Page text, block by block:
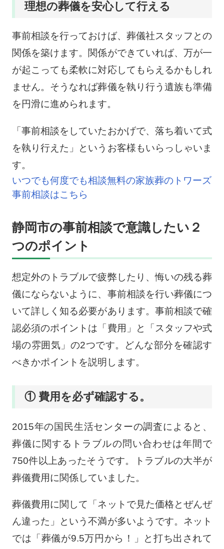
理想の葬儀を安心して行える
事前相談を行っておけば、葬儀社スタッフとの
関係を築けます。関係ができていれば、万が一
が起こっても柔軟に対応してもらえるかもしれ
ません。そうなれば葬儀を執り行う遺族も準備
を円滑に進められます。
「事前相談をしていたおかげで、落ち着いて式
を執り行えた」というお客様もいらっしゃいま
す。
いつでも何度でも相談無料の家族葬のトワーズ
事前相談はこちら
静岡市の事前相談で意識したい２
つのポイント
想定外のトラブルで疲弊したり、悔いの残る葬
儀にならないように、事前相談を行い葬儀につ
いて詳しく知る必要があります。事前相談で確
認必須のポイントは「費用」と「スタッフや式
場の雰囲気」の2つです。どんな部分を確認す
べきかポイントを説明します。
① 費用を必ず確認する。
2015年の国民生活センターの調査によると、
葬儀に関するトラブルの問い合わせは年間で
750件以上あったそうです。トラブルの大半が
葬儀費用に関係していました。
葬儀費用に関して「ネットで見た価格とぜんぜ
ん違った」という不満が多いようです。ネット
では「葬儀が9.5万円から！」と打ち出されて